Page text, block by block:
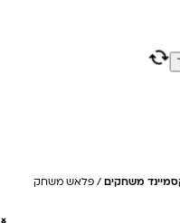
משחקים/ פלאש משחק